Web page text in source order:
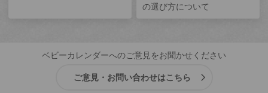
の選び方について
ベビーカレンダーへのご意見をお聞かせください
ご意見・お問い合わせはこちら